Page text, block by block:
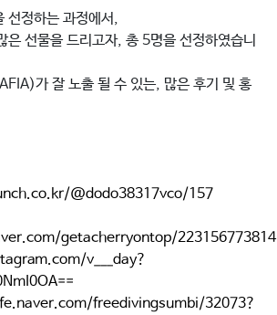
선정하는 과정에서,
은 선물을 드리고자, 총 5명을 선정하였습니
가 잘 노출 될 수 있는, 많은 후기 및 홍
@dodo38317vco/157
getacherryontop/223156773814
v___day?
freedivingsumbi/32073?